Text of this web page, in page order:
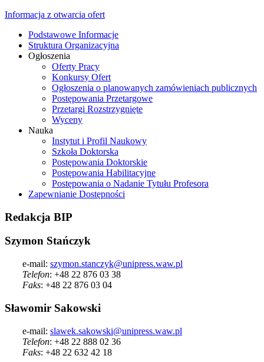
Informacja z otwarcia ofert
Podstawowe Informacje
Struktura Organizacyjna
Ogłoszenia
Oferty Pracy
Konkursy Ofert
Ogłoszenia o planowanych zamówieniach publicznych
Postępowania Przetargowe
Przetargi Rozstrzygnięte
Wyceny
Nauka
Instytut i Profil Naukowy
Szkoła Doktorska
Postępowania Doktorskie
Postępowania Habilitacyjne
Postępowania o Nadanie Tytułu Profesora
Zapewnianie Dostępności
Redakcja BIP
Szymon Stańczyk
e-mail: szymon.stanczyk@unipress.waw.pl
Telefon: +48 22 876 03 38
Faks: +48 22 876 03 04
Sławomir Sakowski
e-mail: slawek.sakowski@unipress.waw.pl
Telefon: +48 22 888 02 36
Faks: +48 22 632 42 18